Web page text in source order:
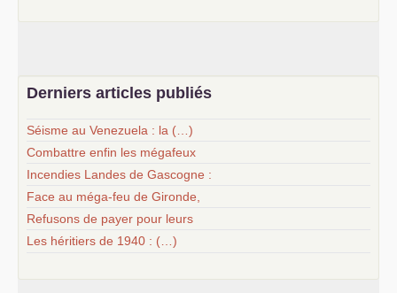
Derniers articles publiés
Séisme au Venezuela : la (…)
Combattre enfin les mégafeux
Incendies Landes de Gascogne :
Face au méga-feu de Gironde,
Refusons de payer pour leurs
Les héritiers de 1940 : (…)